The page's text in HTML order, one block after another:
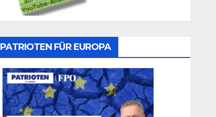
PATRIOTEN FÜR EUROPA